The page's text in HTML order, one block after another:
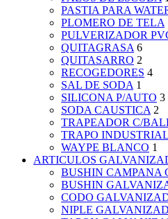
PASTIA PARA
PLOMERO DE TELA
PULVERIZADOR
QUITAGRASA 6
QUITASARRO 2
RECOGEDORES 4
SAL DE SODA 1
SILICONA P/AUTO 3
SODA CAUSTICA 2
TRAPEADOR C/
TRAPO INDUSTRIAL
WAYPE BLANCO 1
ARTICULOS
BUSHIN CAMPANA
BUSHIN
CODO
NIPLE